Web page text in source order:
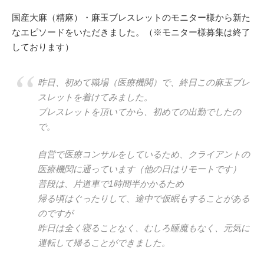
国産大麻（精麻）・麻玉ブレスレットのモニター様から新た
なエピソードをいただきました。（※モニター様募集は終了
しております）
昨日、初めて職場（医療機関）で、終日この麻玉ブレ
スレットを着けてみました。
ブレスレットを頂いてから、初めての出勤でしたの
で。
自営で医療コンサルをしているため、クライアントの
医療機関に通っています（他の日はリモートです）
普段は、片道車で1時間半かかるため
帰る頃はぐったりして、途中で仮眠もすることがある
のですが
昨日は全く寝ることなく、むしろ睡魔もなく、元気に
運転して帰ることができました。